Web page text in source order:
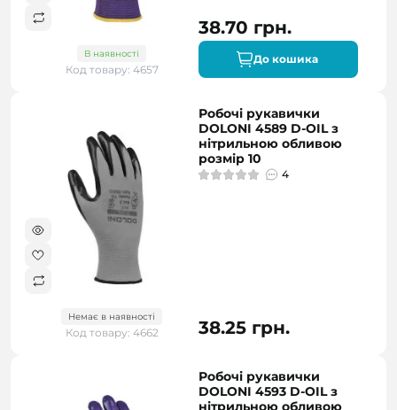
В наявності
Код товару: 4657
38.70 грн.
До кошика
Немає в наявності
Код товару: 4662
Робочі рукавички
DOLONI 4589 D-OIL з
нітрильною обливою
розмір 10
4
38.25 грн.
Робочі рукавички
DOLONI 4593 D-OIL з
нітрильною обливою